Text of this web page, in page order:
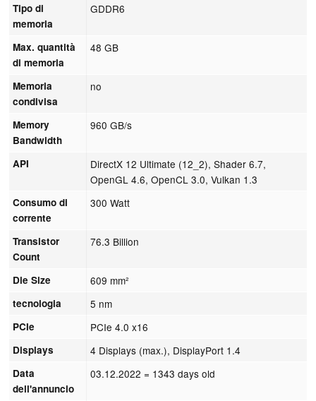
Tipo di
memoria
GDDR6
Max. quantità
di memoria
48 GB
Memoria
condivisa
no
Memory
Bandwidth
960 GB/s
API
DirectX 12 Ultimate (12_2), Shader 6.7,
OpenGL 4.6, OpenCL 3.0, Vulkan 1.3
Consumo di
corrente
300 Watt
Transistor
Count
76.3 Billion
Die Size 609 mm²
tecnologia 5 nm
PCIe PCIe 4.0 x16
Displays 4 Displays (max.), DisplayPort 1.4
Data
dell'annuncio
03.12.2022 = 1343 days old